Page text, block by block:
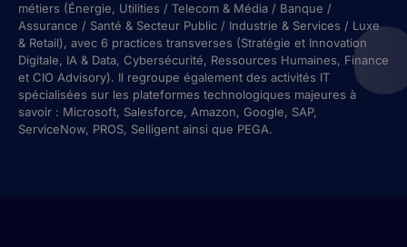
métiers (Énergie, Utilities / Telecom & Média / Banque /
Assurance / Santé & Secteur Public / Industrie & Services / Luxe
& Retail), avec 6 practices transverses (Stratégie et Innovation
Digitale, IA & Data, Cybersécurité, Ressources Humaines, Finance
et CIO Advisory). Il regroupe également des activités IT
spécialisées sur les plateformes technologiques majeures à
savoir : Microsoft, Salesforce, Amazon, Google, SAP,
ServiceNow, PROS, Selligent ainsi que PEGA.